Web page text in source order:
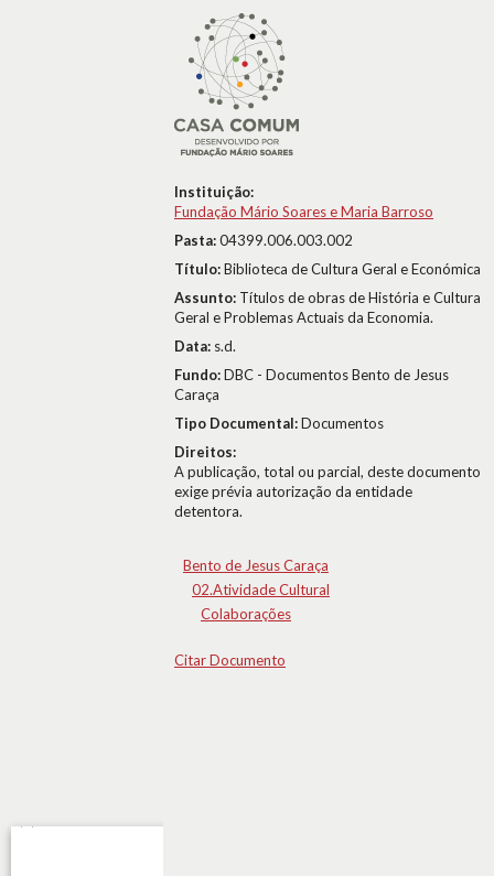
Instituição:
Fundação Mário Soares e Maria Barroso
Pasta:04399.006.003.002
Título:Biblioteca de Cultura Geral e Económica
Assunto: Títulos de obras de História e Cultura
Geral e Problemas Actuais da Economia.
Data: s.d.
Fundo:DBC - Documentos Bento de Jesus
Caraça
Tipo Documental:Documentos
Direitos:
A publicação, total ou parcial, deste documento
exige prévia autorização da entidade
detentora.
Bento de Jesus Caraça
02.Atividade Cultural
Colaborações
Citar Documento